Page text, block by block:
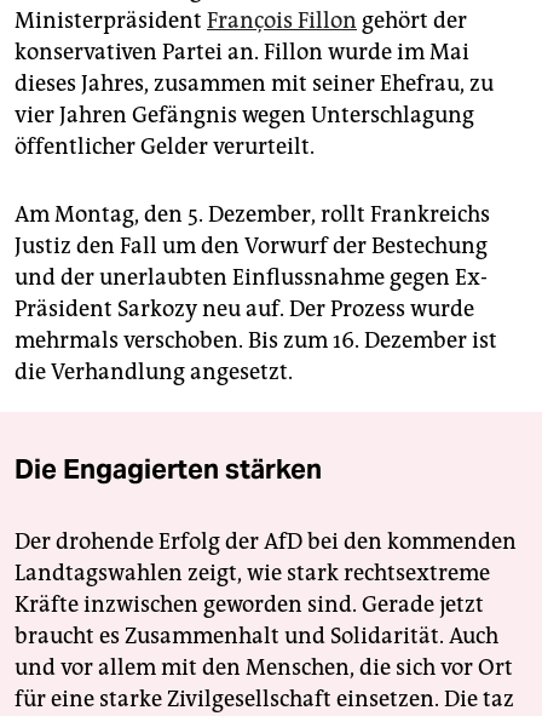
Ministerpräsident François Fillon gehört der
konservativen Partei an. Fillon wurde im Mai
dieses Jahres, zusammen mit seiner Ehefrau, zu
vier Jahren Gefängnis wegen Unterschlagung
öffentlicher Gelder verurteilt.
Am Montag, den 5. Dezember, rollt Frankreichs
Justiz den Fall um den Vorwurf der Bestechung
und der unerlaubten Einflussnahme gegen Ex-
Präsident Sarkozy neu auf. Der Prozess wurde
mehrmals verschoben. Bis zum 16. Dezember ist
die Verhandlung angesetzt.
Die Engagierten stärken
Der drohende Erfolg der AfD bei den kommenden
Landtagswahlen zeigt, wie stark rechtsextreme
Kräfte inzwischen geworden sind. Gerade jetzt
braucht es Zusammenhalt und Solidarität. Auch
und vor allem mit den Menschen, die sich vor Ort
für eine starke Zivilgesellschaft einsetzen. Die taz